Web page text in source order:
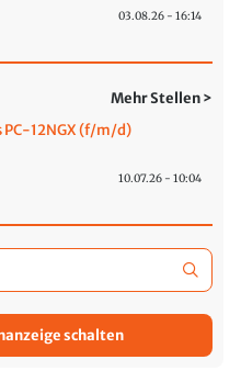
03.08.26 - 16:14
Mehr Stellen >
PC-12NGX (f/m/d)
10.07.26 - 10:04
schalten